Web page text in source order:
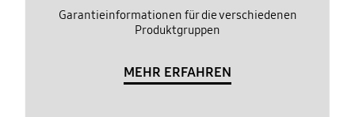
Garantieinformationen für die verschiedenen
Produktgruppen
MEHR ERFAHREN